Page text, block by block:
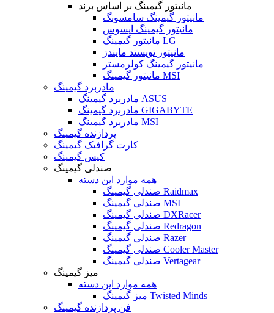
مانیتور گیمینگ بر اساس برند
مانیتور گیمینگ سامسونگ
مانیتور گیمینگ ایسوس
مانیتور گیمینگ LG
مانیتور تویستد مایندز
مانیتور گیمینگ کولرمستر
مانیتور گیمینگ MSI
مادربرد گیمینگ
مادربرد گیمینگ ASUS
مادربرد گیمینگ GIGABYTE
مادربرد گیمینگ MSI
پردازنده گیمینگ
کارت گرافیک گیمینگ
کیس گیمینگ
صندلی گیمینگ
همه موارد این دسته
صندلی گیمینگ Raidmax
صندلی گیمینگ MSI
صندلی گیمینگ DXRacer
صندلی گیمینگ Redragon
صندلی گیمینگ Razer
صندلی گیمینگ Cooler Master
صندلی گیمینگ Vertagear
میز گیمینگ
همه موارد این دسته
میز گیمینگ Twisted Minds
فن پردازنده گیمینگ